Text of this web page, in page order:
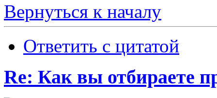
Вернуться к началу
Ответить с цитатой
Re: Как вы отбираете